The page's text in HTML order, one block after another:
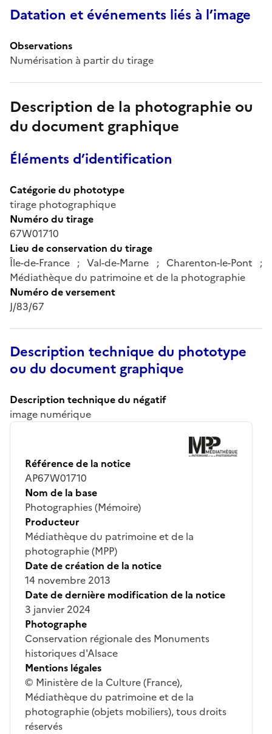
Datation et événements liés à l’image
Observations
Numérisation à partir du tirage
Description de la photographie ou
du document graphique
Éléments d’identification
Catégorie du phototype
tirage photographique
Numéro du tirage
67W01710
Lieu de conservation du tirage
Île-de-France ; Val-de-Marne ; Charenton-le-Pont ;
Médiathèque du patrimoine et de la photographie
Numéro de versement
J/83/67
Description technique du phototype
ou du document graphique
Description technique du négatif
image numérique
Référence de la notice
AP67W01710
Nom de la base
Photographies (Mémoire)
Producteur
Médiathèque du patrimoine et de la
photographie (MPP)
Date de création de la notice
14 novembre 2013
Date de dernière modification de la notice
3 janvier 2024
Photographe
Conservation régionale des Monuments
historiques d'Alsace
Mentions légales
© Ministère de la Culture (France),
Médiathèque du patrimoine et de la
photographie (objets mobiliers), tous droits
réservés